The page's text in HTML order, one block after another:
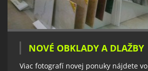
NOVÉ OBKLADY A DLAŽBY
Viac fotografí novej ponuky nájdete vo